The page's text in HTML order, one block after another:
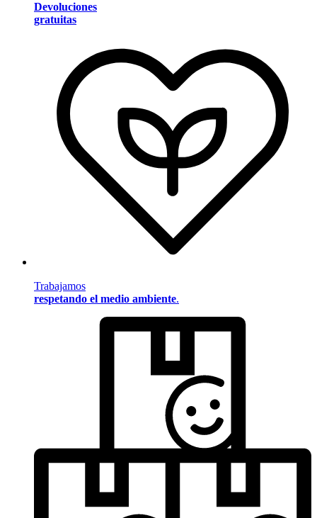
Devoluciones
gratuitas
Trabajamos
respetando el medio ambiente.